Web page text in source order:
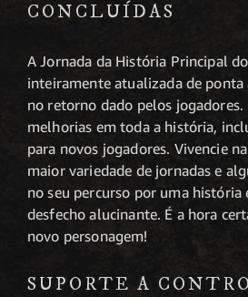
CONCLUÍDAS
A Jornada da História Principal
inteiramente atualizada de ponta
no retorno dado pelos
melhorias em toda a história,
para novos jogadores. Vivencie
maior variedade de jornadas e
no seu percurso por uma história
desfecho alucinante. É a hora
novo personagem!
SUPORTE A